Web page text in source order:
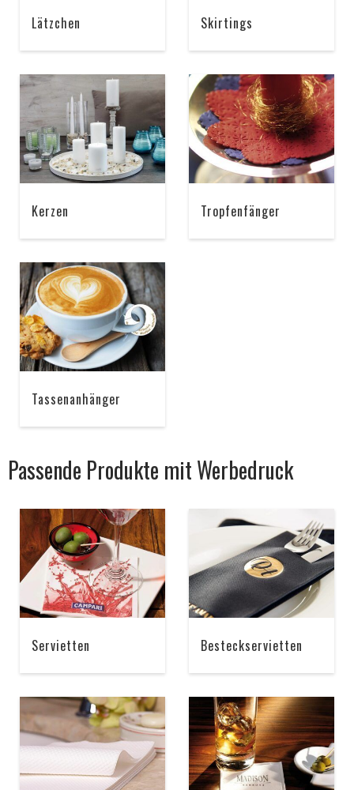
Lätzchen Skirtings
Kerzen Tropfenfänger
Tassenanhänger
Passende Produkte mit Werbedruck
Servietten Besteckservietten